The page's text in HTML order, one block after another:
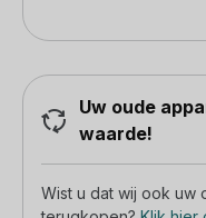
Uw oude
waarde!
Wist u dat wij ook uw